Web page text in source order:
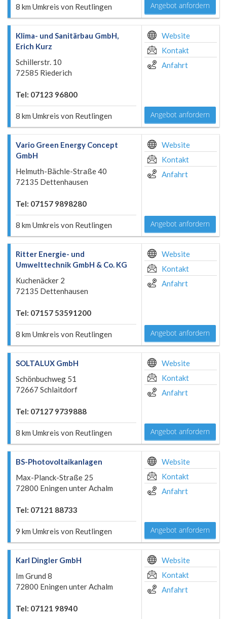
8 km Umkreis von Reutlingen Angebot anfordern
Klima- und Sanitärbau GmbH,
Erich Kurz
Schillerstr. 10
72585 Riederich
Tel: 07123 96800
8 km Umkreis von Reutlingen
Website
Kontakt
Anfahrt
Angebot anfordern
Vario Green Energy Concept
GmbH
Helmuth-Bächle-Straße 40
72135 Dettenhausen
Tel: 07157 9898280
8 km Umkreis von Reutlingen
Website
Kontakt
Anfahrt
Angebot anfordern
Ritter Energie- und
Umwelttechnik GmbH & Co. KG
Kuchenäcker 2
72135 Dettenhausen
Tel: 07157 53591200
8 km Umkreis von Reutlingen
Website
Kontakt
Anfahrt
Angebot anfordern
SOLTALUX GmbH
Schönbuchweg 51
72667 Schlaitdorf
Tel: 07127 9739888
8 km Umkreis von Reutlingen
Website
Kontakt
Anfahrt
Angebot anfordern
BS-Photovoltaikanlagen
Max-Planck-Straße 25
72800 Eningen unter Achalm
Tel: 07121 88733
9 km Umkreis von Reutlingen
Website
Kontakt
Anfahrt
Angebot anfordern
Karl Dingler GmbH
Im Grund 8
72800 Eningen unter Achalm
Tel: 07121 98940
Website
Kontakt
Anfahrt